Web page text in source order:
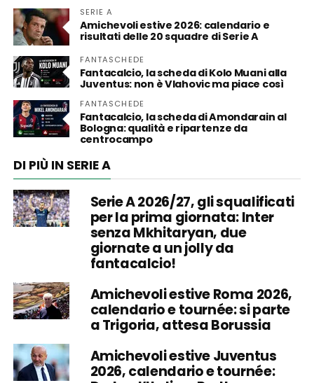
SERIE A
Amichevoli estive 2026: calendario e
risultati delle 20 squadre di Serie A
FANTASCHEDE
Fantacalcio, la scheda di Kolo Muani alla
Juventus: non è Vlahovic ma piace così
FANTASCHEDE
Fantacalcio, la scheda di Amondarain al
Bologna: qualità e ripartenze da
centrocampo
DI PIÙ IN SERIE A
Serie A 2026/27, gli squalificati
per la prima giornata: Inter
senza Mkhitaryan, due
giornate a un jolly da
fantacalcio!
Amichevoli estive Roma 2026,
calendario e tournée: si parte
a Trigoria, attesa Borussia
Amichevoli estive Juventus
2026, calendario e tournée: